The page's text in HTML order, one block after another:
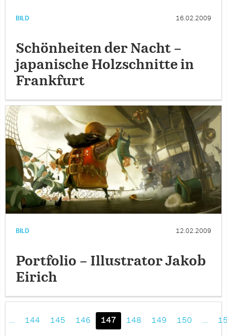
BILD 16.02.2009
Schönheiten der Nacht –
japanische Holzschnitte in
Frankfurt
BILD 12.02.2009
Portfolio – Illustrator Jakob
Eirich
… 144 145 146 147 148 149 150 …